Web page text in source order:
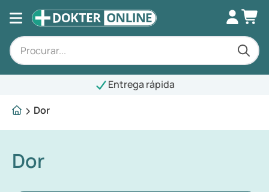
Entrega rápida
Dor
Dor